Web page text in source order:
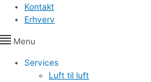
Kontakt
Erhverv
Menu
Services
Luft til luft